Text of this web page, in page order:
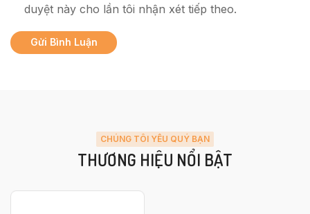
duyệt này cho lần tôi nhận xét tiếp theo.
CHÚNG TÔI YÊU QUÝ BẠN
THƯƠNG HIỆU NỔI BẬT